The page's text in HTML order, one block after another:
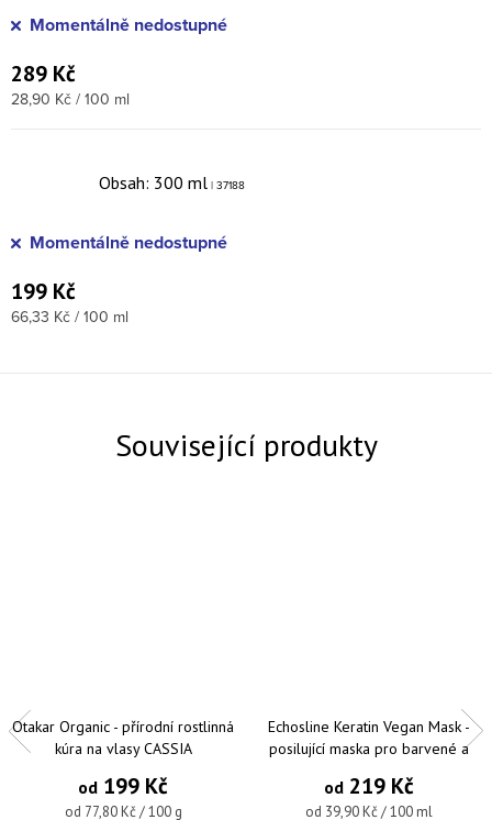
Momentálně nedostupné
289 Kč
Měrná cena:
28,90 Kč / 100 ml
Obsah: 300 ml | 37188
Momentálně nedostupné
199 Kč
Měrná cena:
66,33 Kč / 100 ml
Související produkty
Otakar Organic - přírodní rostlinná
kúra na vlasy CASSIA
od 199 Kč
Měrná cena:
od 77,80 Kč / 100 g
Echosline Keratin Vegan Mask -
posilující maska pro barvené a
od 219 Kč
Měrná cena:
od 39,90 Kč / 100 ml